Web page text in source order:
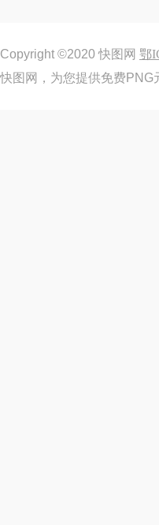
Copyright ©2020 快图网 鄂
快图网，为您提供免费